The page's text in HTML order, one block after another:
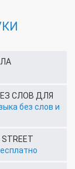
СЛОВ ДЛЯ
без слов и